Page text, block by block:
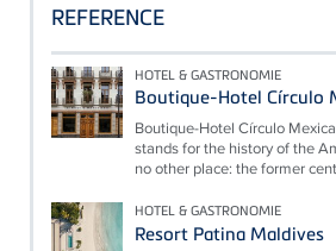
REFERENCE
HOTEL & GASTRONOMIE
Boutique-Hotel Círculo
Boutique-Hotel Círculo
stands for the history of the
no other place: the former
HOTEL & GASTRONOMIE
Resort Patina Maldives